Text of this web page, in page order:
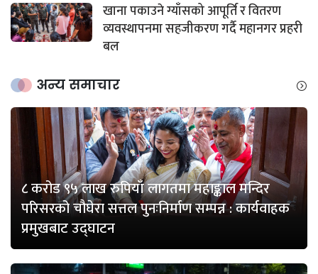
खाना पकाउने ग्याँसको आपूर्ति र वितरण
व्यवस्थापनमा सहजीकरण गर्दै महानगर प्रहरी
बल
अन्य समाचार
८ करोड ९५ लाख रुपियाँ लागतमा महाङ्काल मन्दिर
परिसरको चौघेरा सत्तल पुनःनिर्माण सम्पन्न : कार्यवाहक
प्रमुखबाट उद्घाटन